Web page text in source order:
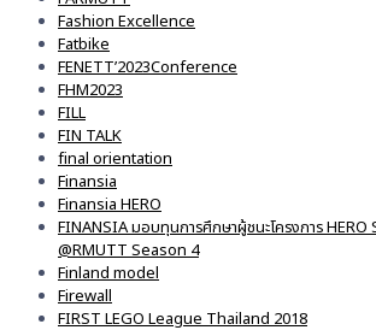
Fashion Excellence
Fatbike
FENETT’2023Conference
FHM2023
FILL
FIN TALK
final orientation
Finansia
Finansia HERO
FINANSIA มอบทุนการศึกษาผู้ชนะโครงการ
@RMUTT Season 4
Finland model
Firewall
FIRST LEGO League Thailand 2018